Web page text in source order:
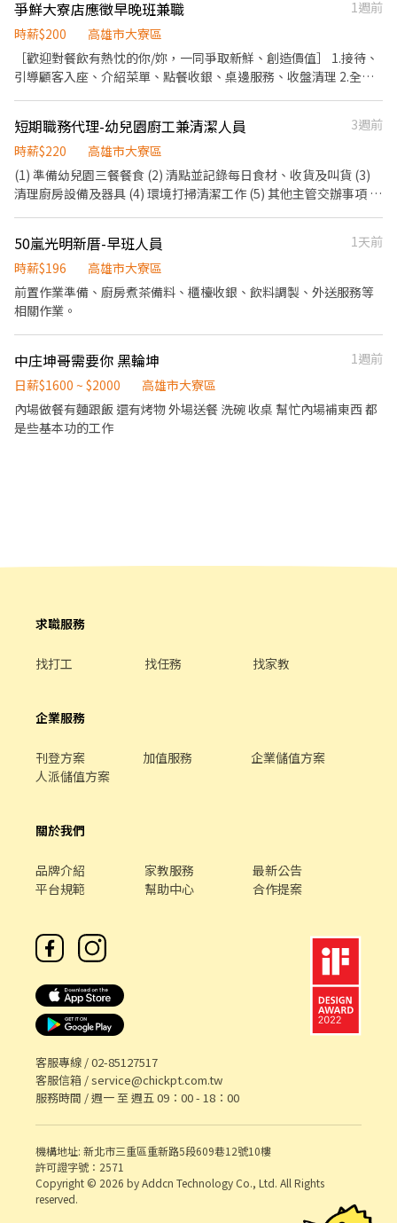
爭鮮大寮店應徵早晚班兼職
1週前
時薪$200
高雄市大寮區
［歡迎對餐飲有熱忱的你/妳，一同爭取新鮮、創造價值］ 1.接待、
引導顧客入座、介紹菜單、點餐收銀、桌邊服務、收盤清理 2.全方
短期職務代理-幼兒園廚工兼清潔人員
3週前
時薪$220
高雄市大寮區
(1) 準備幼兒園三餐餐食 (2) 清點並記錄每日食材、收貨及叫貨 (3)
清理廚房設備及器具 (4) 環境打掃清潔工作 (5) 其他主管交辦事項 ⚠️
園以下之實務作息為準： 工作期間： 2026 年 8 月 1 日 至 2026 年 9
月 30 日止（為期兩個月之短期定期契約）。 週一 至 週三（每日實
際計薪 6 小時） 出勤時段：07:45 ~ 15:45 空班休息：11:45 ~
13:45（休息 2 小時不計薪） 週四 至 週五（每日實際計薪 5 小時）
週六、週日（例假日/休息日）」以及「政府公告之國定假日」一律
不排班、不計薪。僅依實際有到園上工的「天數」核實計算薪資。
證明」。 (2)無不當對待兒童之相關犯罪紀錄（到職需配合園所查
驗）。
50嵐光明新厝-早班人員
1天前
時薪$196
高雄市大寮區
前置作業準備、廚房煮茶備料、櫃檯收銀、飲料調製、外送服務等
相關作業。
中庄坤哥需要你 黑輪坤
1週前
日薪$1600 ~ $2000
高雄市大寮區
內場做餐有麵跟飯 還有烤物 外場送餐 洗碗 收桌 幫忙內場補東西 都
是些基本功的工作
求職服務
找打工 找任務 找家教
企業服務
刊登方案 加值服務
企業儲值方案
人派儲值方案
關於我們
品牌介紹 家教服務
最新公告
平台規範
幫助中心 合作提案
客服專線 /02-85127517
客服信箱 /service@chickpt.com.tw
服務時間 / 週一 至 週五 09：00 - 18：00
機構地址: 新北市三重區重新路5段609巷12號10樓
許可證字號：2571
Copyright © 2026 by Addcn Technology Co., Ltd. All Rights
reserved.